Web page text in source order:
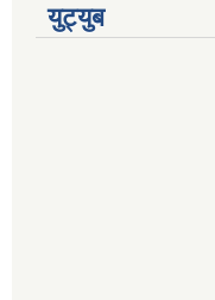
युट्युब